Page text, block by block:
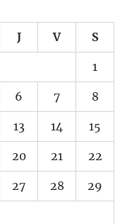
J V S
1
6 7 8
13 14 15
20 21 22
27 28 29